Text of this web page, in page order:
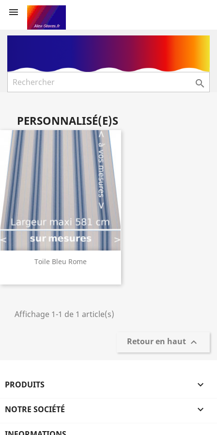


PERSONNALISÉ(E)S
Toile Bleu Rome
Affichage 1-1 de 1 article(s)
Retour en haut 
PRODUITS 
NOTRE SOCIÉTÉ 